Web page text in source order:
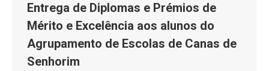
Entrega de Diplomas e Prémios de
Mérito e Excelência aos alunos do
Agrupamento de Escolas de Canas de
Senhorim